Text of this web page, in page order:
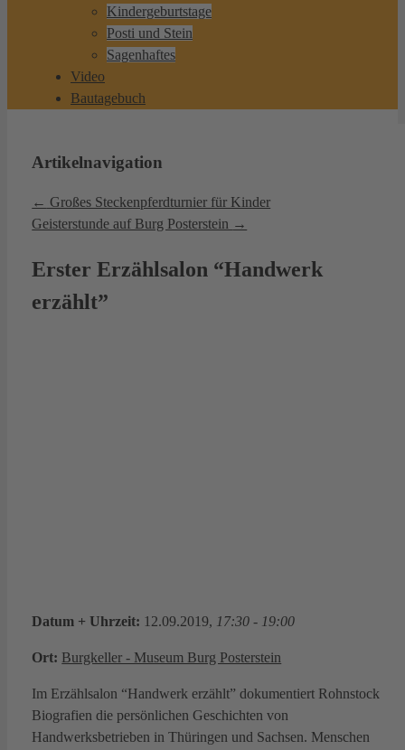
Kindergeburtstage
Posti und Stein
Sagenhaftes
Video
Bautagebuch
Artikelnavigation
← Großes Steckenpferdturnier für Kinder
Geisterstunde auf Burg Posterstein →
Erster Erzählsalon “Handwerk
erzählt”
Datum + Uhrzeit: 12.09.2019, 17:30 - 19:00
Ort: Burgkeller - Museum Burg Posterstein
Im Erzählsalon “Handwerk erzählt” dokumentiert Rohnstock
Biografien die persönlichen Geschichten von
Handwerksbetrieben in Thüringen und Sachsen. Menschen